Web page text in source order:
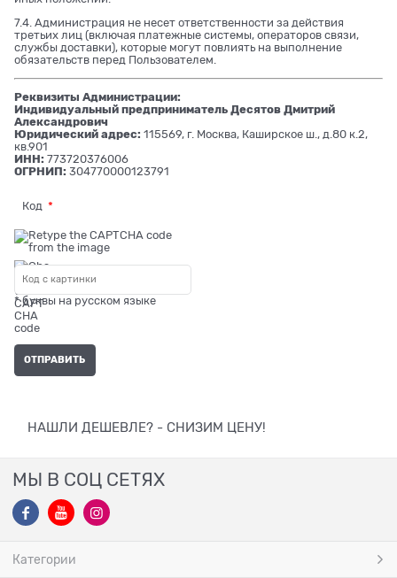
7.4. Администрация не несет ответственности за действия
третьих лиц (включая платежные системы, операторов связи,
службы доставки), которые могут повлиять на выполнение
обязательств перед Пользователем.
Реквизиты Администрации:
Индивидуальный предприниматель Десятов Дмитрий
Александрович
Юридический адрес: 115569, г. Москва, Каширское ш., д.80 к.2,
кв.901
ИНН: 773720376006
ОГРНИП: 304770000123791
Код
* буквы на русском языке
НАШЛИ ДЕШЕВЛЕ? - СНИЗИМ ЦЕНУ!
МЫ В СОЦ СЕТЯХ
Категории